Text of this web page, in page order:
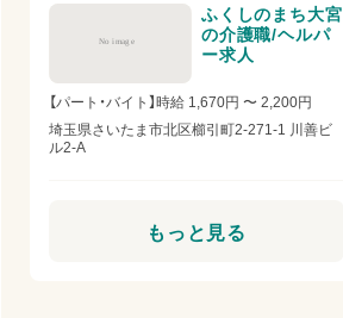
No image
ふくしのまち大宮
の介護職/ヘルパ
ー求人
【パート・バイト】時給 1,670円 〜 2,200円
埼玉県さいたま市北区櫛引町2-271-1 川善ビ
ル2-A
もっと見る